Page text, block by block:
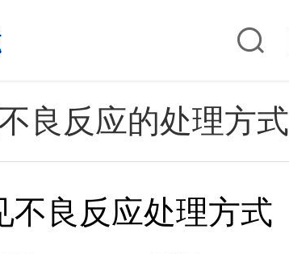
良反应的处理方式
不良反应处理方式